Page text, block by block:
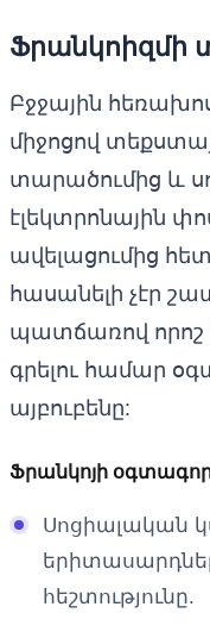
Բջջային
միջոցով
տարածումից և
էլեկտրոնային
ավելացումից
հասանելի չէր
պատճառով որոշ
գրելու համար
այբուբենը:
Ֆրանկոյի
Սոցիալական
հեշտությունը.